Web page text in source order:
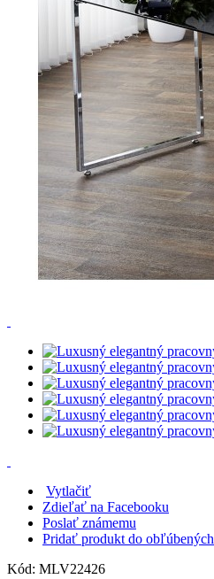
Vytlačiť
Zdieľať na Facebooku
Poslať známemu
Pridať produkt do obľúbených
Kód: MLV22426